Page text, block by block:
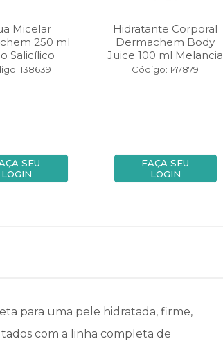
Micelar
250 ml
Salicílico
138639
SEU
LOGIN
Hidratante Corporal
Dermachem Body
Juice 100 ml Melancia
Código: 147879
FAÇA SEU
LOGIN
para uma pele hidratada, firme,
com a linha completa de